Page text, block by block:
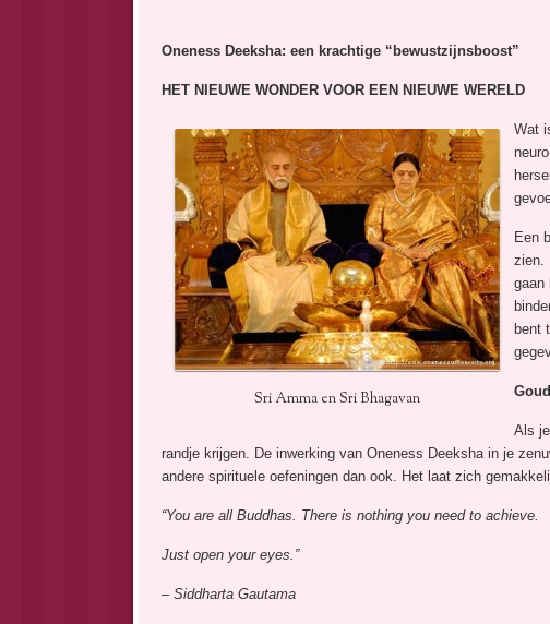
Oneness Deeksha: een krachtige “bewustzijnsboost”
HET NIEUWE WONDER VOOR EEN NIEUWE WERELD
Sri Amma en Sri Bhagavan
Wat
Een
zien.
gaan
bent
Als
randje krijgen. De inwerking van Oneness Deeksha in je
andere spirituele oefeningen dan ook. Het laat zich
“You are all Buddhas. There is nothing you need to achieve.
Just open your eyes.”
– Siddharta Gautama